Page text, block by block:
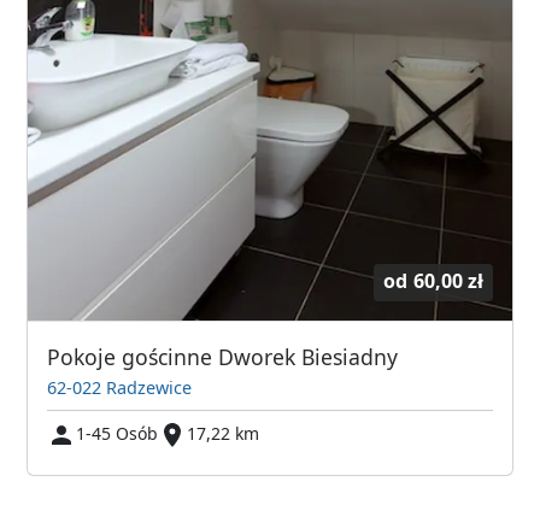
od 60,00 zł
Pokoje gościnne Dworek Biesiadny
62-022 Radzewice
1-45 Osób
17,22 km